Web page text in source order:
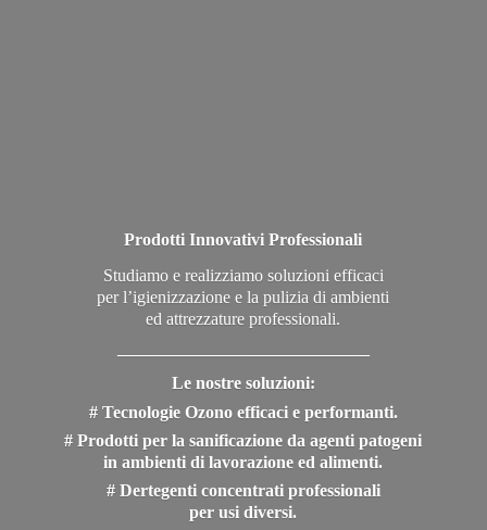
Prodotti Innovativi Professionali
Studiamo e realizziamo soluzioni efficaci
per l’igienizzazione e la pulizia di ambienti
ed attrezzature professionali.
Le nostre soluzioni:
# Tecnologie Ozono efficaci e performanti.
# Prodotti per la sanificazione da agenti patogeni
in ambienti di lavorazione ed alimenti.
# Dertegenti concentrati professionali
per usi diversi.